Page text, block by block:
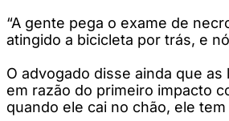
“A gente pega o exame de
atingido a bicicleta por trás, e
O advogado disse ainda que
em razão do primeiro impacto
quando ele cai no chão, ele